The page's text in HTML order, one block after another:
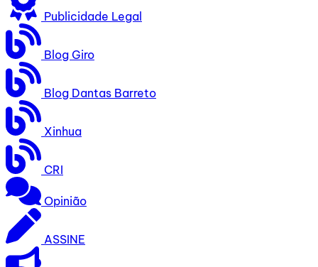
Publicidade Legal
Blog Giro
Blog Dantas Barreto
Xinhua
CRI
Opinião
ASSINE